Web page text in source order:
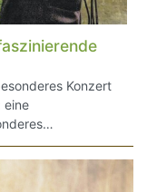
Konzert
eine